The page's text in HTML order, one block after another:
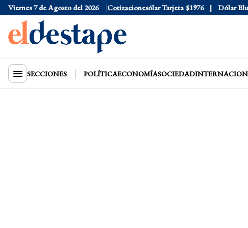
Viernes 7 de Agosto del 2026 Cotizaciones
Dólar Oficial $1520 Dólar Tarjeta $1976 Dólar Blue
SECCIONES POLÍTICAECONOMÍASOCIEDAD